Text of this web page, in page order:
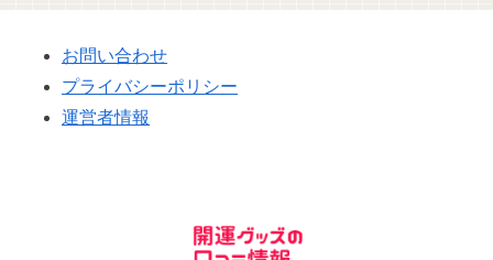
お問い合わせ
プライバシーポリシー
運営者情報